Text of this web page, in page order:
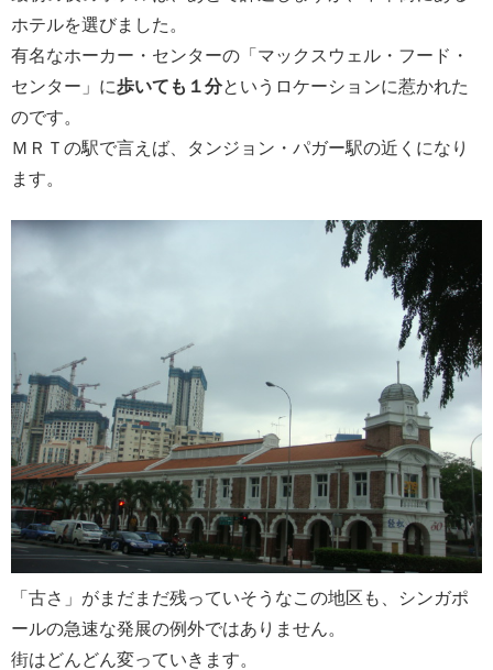
ホテルを選びました。
有名なホーカー・センターの「マックスウェル・フード・
センター」に歩いても１分というロケーションに惹かれた
のです。
ＭＲＴの駅で言えば、タンジョン・パガー駅の近くになり
ます。
「古さ」がまだまだ残っていそうなこの地区も、シンガポ
ールの急速な発展の例外ではありません。
街はどんどん変っていきます。